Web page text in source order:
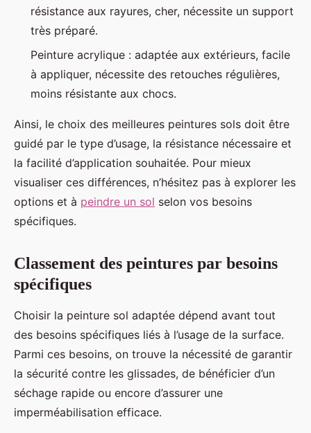
résistance aux rayures, cher, nécessite un support
très préparé.
Peinture acrylique : adaptée aux extérieurs, facile
à appliquer, nécessite des retouches régulières,
moins résistante aux chocs.
Ainsi, le choix des meilleures peintures sols doit être
guidé par le type d’usage, la résistance nécessaire et
la facilité d’application souhaitée. Pour mieux
visualiser ces différences, n’hésitez pas à explorer les
options et à peindre un sol selon vos besoins
spécifiques.
Classement des peintures par besoins
spécifiques
Choisir la peinture sol adaptée dépend avant tout
des besoins spécifiques liés à l’usage de la surface.
Parmi ces besoins, on trouve la nécessité de garantir
la sécurité contre les glissades, de bénéficier d’un
séchage rapide ou encore d’assurer une
imperméabilisation efficace.